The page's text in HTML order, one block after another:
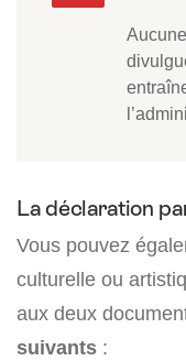
La déclaration
Vous pouvez
culturelle ou
aux deux
suivants :